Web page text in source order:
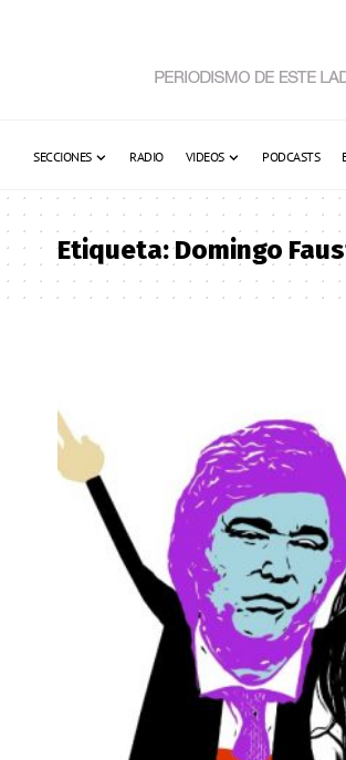
SECCIONES RADIO VIDEOS PODCASTS
Etiqueta:Domingo